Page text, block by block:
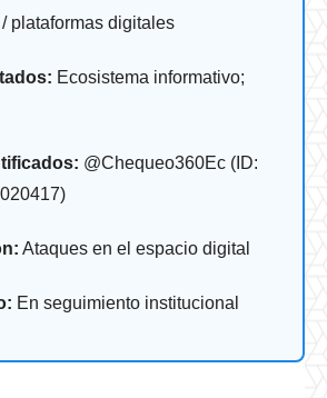
plataformas digitales
Ecosistema informativo;
@Chequeo360Ec (ID:
Ataques en el espacio digital
En seguimiento institucional